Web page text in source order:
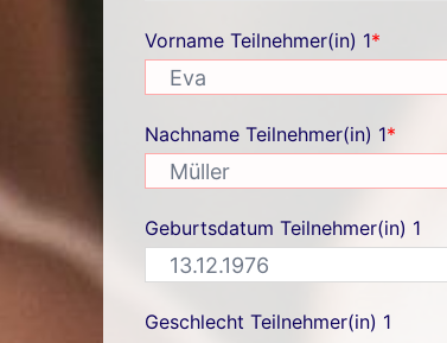
Vorname Teilnehmer(in) 1*
Nachname Teilnehmer(in) 1*
Geburtsdatum Teilnehmer(in) 1
Geschlecht Teilnehmer(in) 1